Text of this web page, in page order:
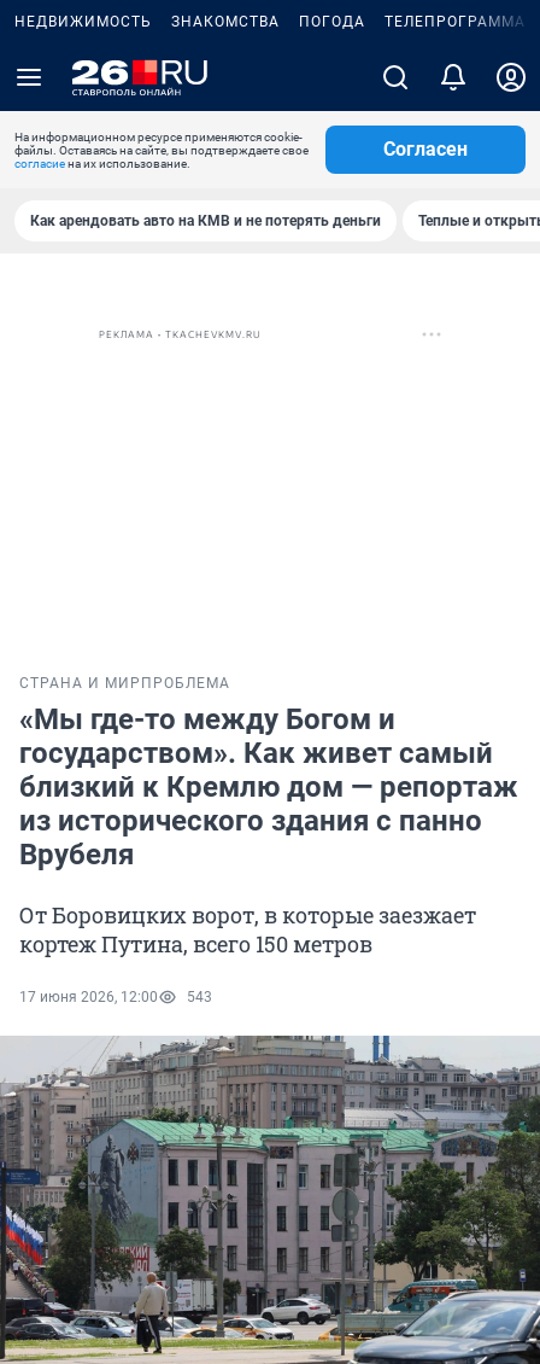
НЕДВИЖИМОСТЬ ЗНАКОМСТВА ПОГОДА ТЕЛЕПРОГРАММА
На информационном ресурсе применяются cookie-
файлы. Оставаясь на сайте, вы подтверждаете свое
согласиена их использование.
Согласен
Как арендовать авто на КМВ и не потерять деньги Теплые и
РЕКЛАМА • TKACHEVKMV.RU
СТРАНА И МИР ПРОБЛЕМА
«Мы где-то между Богом и
государством». Как живет самый
близкий к Кремлю дом — репортаж
из исторического здания с панно
Врубеля
От Боровицких ворот, в которые заезжает
кортеж Путина, всего 150 метров
17 июня 2026, 12:00 543